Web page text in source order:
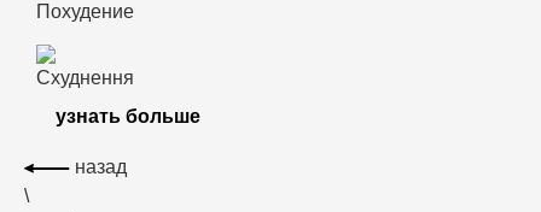
Похудение
узнать больше
назад
\